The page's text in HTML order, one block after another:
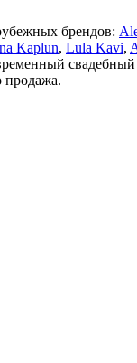
брендов:
Kaplun, Lula Kavi,
продажа.